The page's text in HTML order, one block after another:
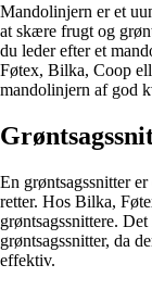
Mandolinjern er et
at skære frugt og
du leder efter et
Føtex, Bilka, Coop
mandolinjern af god
En grøntsagssnitter
retter. Hos Bilka,
grøntsagssnittere.
grøntsagssnitter, da
effektiv.